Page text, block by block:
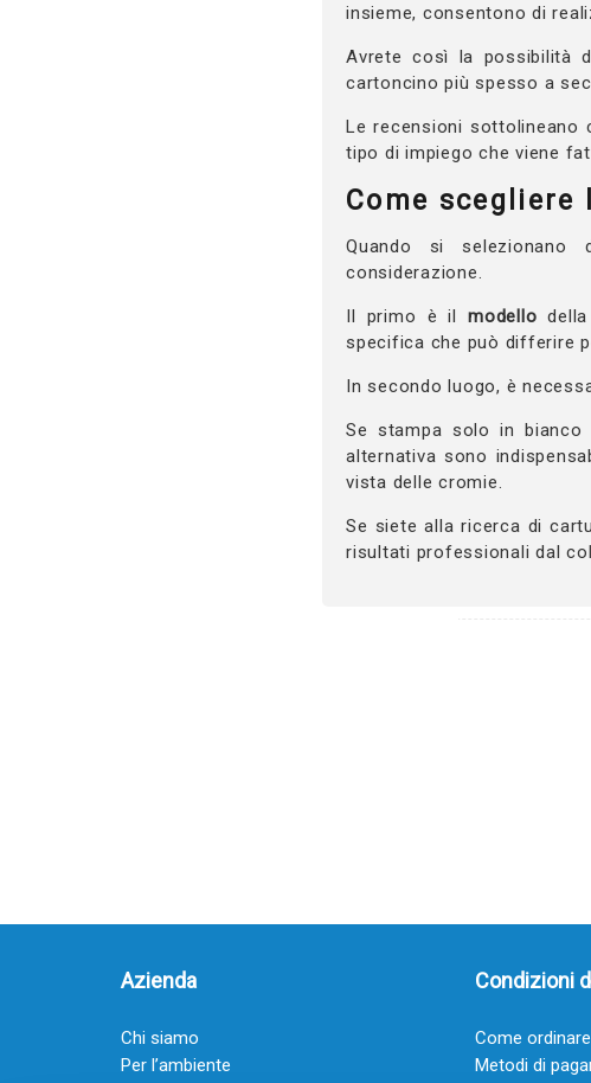
insieme, consentono di
Avrete così la possibilità
cartoncino più spesso a
Le recensioni sottolineano
tipo di impiego che viene
Come
Quando si selezionano
considerazione.
Il primo è ilmodello
specifica che può differire
In secondo luogo, è
Se stampa solo in bianco
alternativa sono
vista delle cromie.
Se siete alla ricerca di
risultati professionali dal
Azienda
Chi siamo
Per l’ambiente
Condizioni
Come ordinare
Metodi di